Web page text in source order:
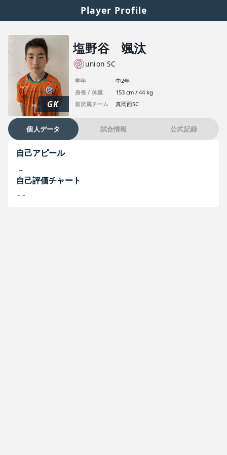
Player Profile
GK
塩野谷 颯汰
union SC
学年
中2年
身長 / 体重
153 cm / 44 kg
前所属チーム
真岡西SC
個人データ 試合情報 公式記録
自己アピール
--
自己評価チャート
--